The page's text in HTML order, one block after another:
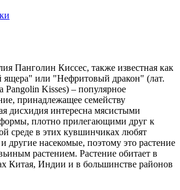
Панголин Киссес, также известная как
или "Нефритовый дракон" (лат.
Pangolin Kisses) – популярное
принадлежащее семейству
дисхидия интересна мясистыми
плотно прилегающими друг к
среде в этих кувшинчиках любят
другие насекомые, поэтому это растение
растением. Растение обитает в
Китая, Индии и в большинстве районов